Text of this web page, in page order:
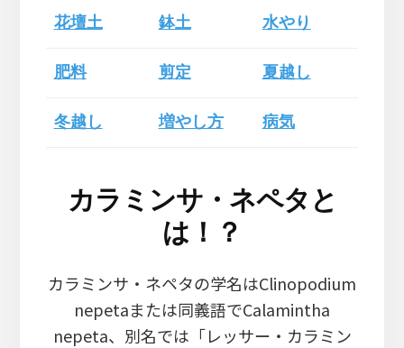
花壇土 鉢土 水やり
肥料 剪定 夏越し
冬越し 増やし方 病気
カラミンサ・ネペタと
は！？
カラミンサ・ネペタの学名はClinopodium
nepetaまたは同義語でCalamintha
nepeta、別名では「レッサー・カラミン